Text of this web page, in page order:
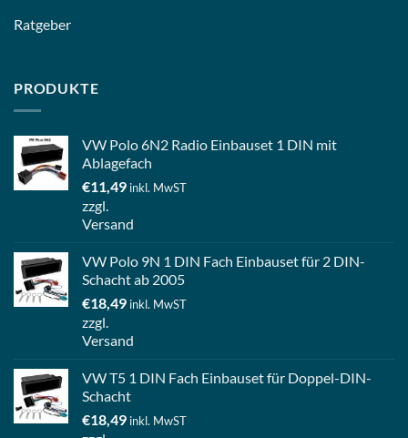
Ratgeber
PRODUKTE
VW Polo 6N2 Radio Einbauset 1 DIN mit
Ablagefach
€11,49 inkl. MwST
zzgl.
Versand
VW Polo 9N 1 DIN Fach Einbauset für 2 DIN-
Schacht ab 2005
€18,49 inkl. MwST
zzgl.
Versand
VW T5 1 DIN Fach Einbauset für Doppel-DIN-
Schacht
€18,49 inkl. MwST